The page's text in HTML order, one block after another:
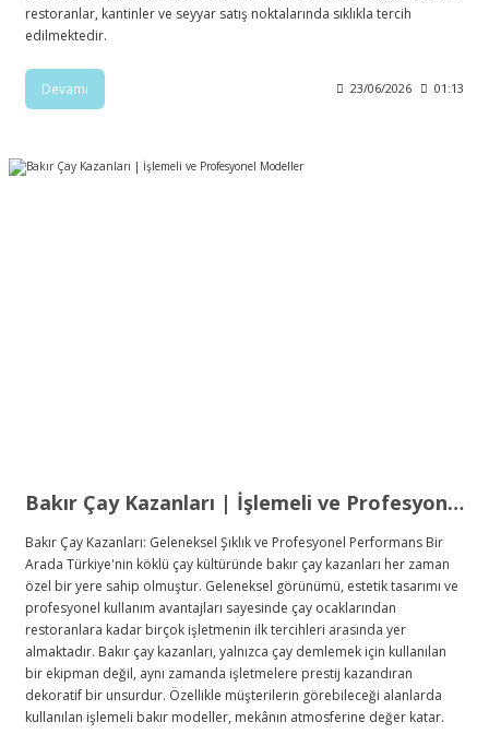
restoranlar, kantinler ve seyyar satış noktalarında sıklıkla tercih
edilmektedir.
Devamı 23/06/2026 01:13
Bakır Çay Kazanları | İşlemeli ve Profesyonel Modeller
Bakır Çay Kazanları: Geleneksel Şıklık ve Profesyonel Performans Bir
Arada Türkiye'nin köklü çay kültüründe bakır çay kazanları her zaman
özel bir yere sahip olmuştur. Geleneksel görünümü, estetik tasarımı ve
profesyonel kullanım avantajları sayesinde çay ocaklarından
restoranlara kadar birçok işletmenin ilk tercihleri arasında yer
almaktadır. Bakır çay kazanları, yalnızca çay demlemek için kullanılan
bir ekipman değil, aynı zamanda işletmelere prestij kazandıran
dekoratif bir unsurdur. Özellikle müşterilerin görebileceği alanlarda
kullanılan işlemeli bakır modeller, mekânın atmosferine değer katar.